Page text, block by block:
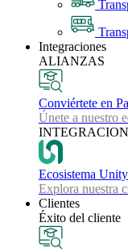
Integraciones
ALIANZAS
Conviértete en
Únete a nuestro
Ecosistema Unity
Explora nuestra
Clientes
Éxito del cliente